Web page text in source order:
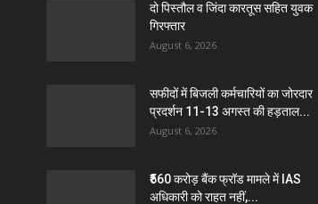
दो पिस्तौल व जिंदा कारतूस सहित युवक
गिरफ्तार
August 6, 2026
सफीदों में बिजली कर्मचारियों का जोरदार
प्रदर्शन 11-13 अगस्त की हड़ताल...
August 6, 2026
₹560 करोड़ बैंक फ्रॉड मामले में IAS
अधिकारी को राहत नहीं,...